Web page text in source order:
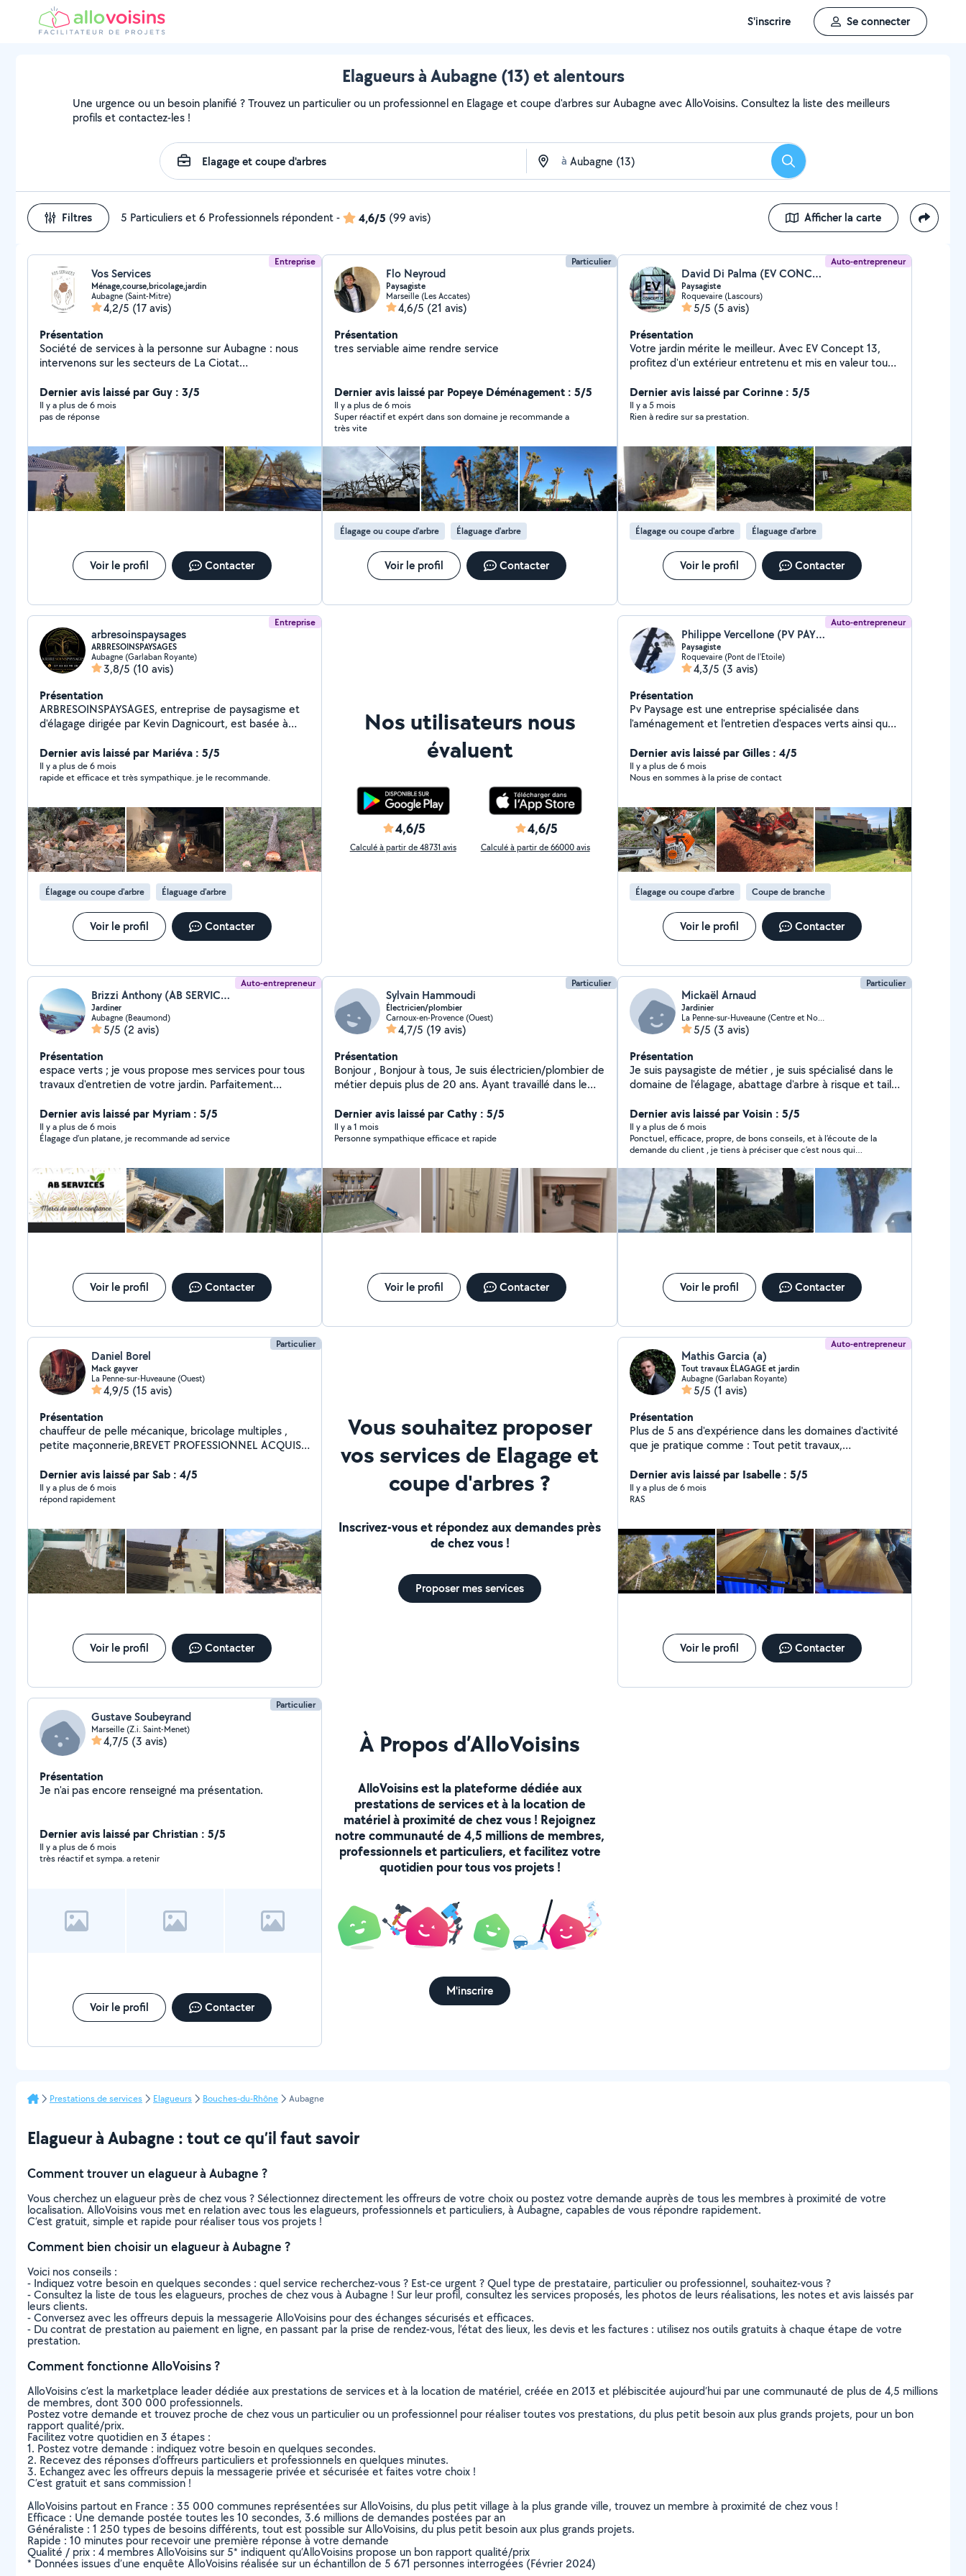
S'inscrire Se connecter
Elagueurs à Aubagne (13) et alentours
Une urgence ou un besoin planifié ? Trouvez un particulier ou un professionnel en Elagage et coupe d'arbres sur Aubagne avec AlloVoisins. Consultez la liste des meilleurs
profils et contactez-les !
à Rechercher
Filtres 5 Particuliers et 6 Professionnels répondent- 4,6/5 (99 avis) Afficher la carte
Entreprise
Vos Services
Ménage,course,bricolage,jardin
Aubagne (Saint-Mitre)
4,2/5 (17 avis)
Présentation
Société de services à la personne sur Aubagne : nous
intervenons sur les secteurs de La Ciotat
Dernier avis laissé par Guy : 3/5
Il y a plus de 6 mois
pas de réponse
Voir le profil Contacter
Particulier
Flo Neyroud
Paysagiste
Marseille (Les Accates)
4,6/5 (21 avis)
Présentation
tres serviable aime rendre service
Dernier avis laissé par Popeye Déménagement : 5/5
Il y a plus de 6 mois
Super réactif et expért dans son domaine je recommande a
très vite
Élagage ou coupe d'arbre Élaguage d'arbre
Voir le profil Contacter
Auto-entrepreneur
David Di Palma (EV CONCEPT)
Paysagiste
Roquevaire (Lascours)
5/5 (5 avis)
Présentation
Votre jardin mérite le meilleur. Avec EV Concept 13,
profitez d'un extérieur entretenu et mis en valeur toute
aménagement de jardins Entretien complet d'espaces
verts Taille de haies et arbustes Débroussaillage
Élagage d'arbres Abattage d'arbres en toute sécurité
et respect de votre environnement Confiez votre jardin
à un professionnel et profitez d'un extérieur agréable
sans contrainte. Devis gratuit Contact rapide Zéro six-
cinquante-quarante neuf- quatre vingt neuf- quinze
Dernier avis laissé par Corinne : 5/5
Il y a 5 mois
Rien à redire sur sa prestation.
Élagage ou coupe d'arbre Élaguage d'arbre
Voir le profil Contacter
Entreprise
arbresoinspaysages
ARBRESOINSPAYSAGES
Aubagne (Garlaban Royante)
3,8/5 (10 avis)
Présentation
ARBRESOINSPAYSAGES, entreprise de paysagisme et
d'élagage dirigée par Kevin Dagnicourt, est basée à
Bouches-du-Rhône et en région Provence-Alpes-Côte
d'Azur. Spécialisé dans l'élagage d'arbres, l'abattage, la
taille, l'entretien de jardins, le débroussaillage et
soignées, sécurisées et adaptées à chaque terrain.
J'interviens auprès des particuliers, professionnels et
syndics, avec un travail sérieux, des conseils
personnalisés et le respect de l'environnement. Devis
gratuit, intervention rapide et travail de qualité pour
tous vos travaux d'extérieur en PACA.
Dernier avis laissé par Mariéva : 5/5
Il y a plus de 6 mois
rapide et efficace et très sympathique. je le recommande.
Élagage ou coupe d'arbre Élaguage d'arbre
Voir le profil Contacter
Nos utilisateurs nous
évaluent
4,6/5
Calculé à partir de 48731 avis
4,6/5
Calculé à partir de 66000 avis
Auto-entrepreneur
Philippe Vercellone (PV PAYSAGE)
Paysagiste
Roquevaire (Pont de l'Etoile)
4,3/5 (3 avis)
Présentation
Pv Paysage est une entreprise spécialisée dans
l'aménagement et l'entretien d'espaces verts ainsi que
dans le domaine, nous mettons un point d'honneur à
offrir à nos clients des services personnalisés, de
qualité et respectueux de l'environnement. Que vous
nous répondons à vos besoins spécifiques en matière
de création, entretien, et soins des espaces extérieurs.
Dernier avis laissé par Gilles : 4/5
Il y a plus de 6 mois
Nous en sommes à la prise de contact
Élagage ou coupe d'arbre Coupe de branche
Voir le profil Contacter
Auto-entrepreneur
Brizzi Anthony (AB SERVICES)
Jardiner
Aubagne (Beaumond)
5/5 (2 avis)
Présentation
espace verts ; je vous propose mes services pour tous
travaux d'entretien de votre jardin. Parfaitement
façade toiture terrasse a haute pression prix attractifs
& raisonnables. je propose également l'évacuation
d'objets encombrants. Je vous réponds rapidement &
A bientôt !
Dernier avis laissé par Myriam : 5/5
Il y a plus de 6 mois
Élagage d’un platane, je recommande ad service
Voir le profil Contacter
Particulier
Sylvain Hammoudi
Électricien/plombier
Carnoux-en-Provence (Ouest)
4,7/5 (19 avis)
Présentation
Bonjour , Bonjour à tous, Je suis électricien/plombier de
métier depuis plus de 20 ans. Ayant travaillé dans le
approfondie dans les autres corps de métier tel que la
petite maçonnerie, le plaque, pose de cuisine etc...
Voilà pour ma présentation. A+++
Dernier avis laissé par Cathy : 5/5
Il y a 1 mois
Personne sympathique efficace et rapide
Voir le profil Contacter
Particulier
Mickaël Arnaud
Jardinier
La Penne-sur-Huveaune (Centre et Nord)
5/5 (3 avis)
Présentation
Je suis paysagiste de métier , je suis spécialisé dans le
domaine de l'élagage, abattage d'arbre à risque et taille
Dernier avis laissé par Voisin : 5/5
Il y a plus de 6 mois
Ponctuel, efficace, propre, de bons conseils, et à l’écoute de la
demande du client , je tiens à préciser que c’est nous qui
sans hésiter merci Michael !
Voir le profil Contacter
Particulier
Daniel Borel
Mack gayver
La Penne-sur-Huveaune (Ouest)
4,9/5 (15 avis)
Présentation
chauffeur de pelle mécanique, bricolage multiples ,
petite maçonnerie,BREVET PROFESSIONNEL ACQUIS
goutte, terrassement, enrochement, clôture,recherche
de métaux, réseau,câbles EDF,
Dernier avis laissé par Sab : 4/5
Il y a plus de 6 mois
répond rapidement
Voir le profil Contacter
Vous souhaitez proposer
vos services de Elagage et
coupe d'arbres ?
Inscrivez-vous et répondez aux demandes près
de chez vous !
Proposer mes services
Auto-entrepreneur
Mathis Garcia (a)
Tout travaux ÉLAGAGE et jardin
Aubagne (Garlaban Royante)
5/5 (1 avis)
Présentation
Plus de 5 ans d'expérience dans les domaines d'activité
que je pratique comme : Tout petit travaux,
Dernier avis laissé par Isabelle : 5/5
Il y a plus de 6 mois
RAS
Voir le profil Contacter
Particulier
Gustave Soubeyrand
Marseille (Z.i. Saint-Menet)
4,7/5 (3 avis)
Présentation
Je n'ai pas encore renseigné ma présentation.
Dernier avis laissé par Christian : 5/5
Il y a plus de 6 mois
très réactif et sympa. a retenir
Voir le profil Contacter
À Propos d’AlloVoisins
AlloVoisins est la plateforme dédiée aux
prestations de services et à la location de
matériel à proximité de chez vous ! Rejoignez
notre communauté de 4,5 millions de membres,
professionnels et particuliers, et facilitez votre
quotidien pour tous vos projets !
M'inscrire
Prestations de services Elagueurs Bouches-du-Rhône Aubagne
Elagueur à Aubagne : tout ce qu’il faut savoir
Comment trouver un elagueur à Aubagne ?
Vous cherchez un elagueur près de chez vous ? Sélectionnez directement les offreurs de votre choix ou postez votre demande auprès de tous les membres à proximité de votre
localisation. AlloVoisins vous met en relation avec tous les elagueurs, professionnels et particuliers, à Aubagne, capables de vous répondre rapidement.
C’est gratuit, simple et rapide pour réaliser tous vos projets !
Comment bien choisir un elagueur à Aubagne ?
Voici nos conseils :
- Indiquez votre besoin en quelques secondes : quel service recherchez-vous ? Est-ce urgent ? Quel type de prestataire, particulier ou professionnel, souhaitez-vous ?
- Consultez la liste de tous les elagueurs, proches de chez vous à Aubagne ! Sur leur profil, consultez les services proposés, les photos de leurs réalisations, les notes et avis laissés par
leurs clients.
- Conversez avec les offreurs depuis la messagerie AlloVoisins pour des échanges sécurisés et efficaces.
- Du contrat de prestation au paiement en ligne, en passant par la prise de rendez-vous, l’état des lieux, les devis et les factures : utilisez nos outils gratuits à chaque étape de votre
prestation.
Comment fonctionne AlloVoisins ?
AlloVoisins c’est la marketplace leader dédiée aux prestations de services et à la location de matériel, créée en 2013 et plébiscitée aujourd’hui par une communauté de plus de 4,5 millions
de membres, dont 300 000 professionnels.
Postez votre demande et trouvez proche de chez vous un particulier ou un professionnel pour réaliser toutes vos prestations, du plus petit besoin aux plus grands projets, pour un bon
rapport qualité/prix.
Facilitez votre quotidien en 3 étapes :
1. Postez votre demande : indiquez votre besoin en quelques secondes.
2. Recevez des réponses d’offreurs particuliers et professionnels en quelques minutes.
3. Echangez avec les offreurs depuis la messagerie privée et sécurisée et faites votre choix !
C’est gratuit et sans commission !
AlloVoisins partout en France : 35 000 communes représentées sur AlloVoisins, du plus petit village à la plus grande ville, trouvez un membre à proximité de chez vous !
Efficace : Une demande postée toutes les 10 secondes, 3.6 millions de demandes postées par an
Généraliste : 1 250 types de besoins différents, tout est possible sur AlloVoisins, du plus petit besoin aux plus grands projets.
Rapide : 10 minutes pour recevoir une première réponse à votre demande
Qualité / prix : 4 membres AlloVoisins sur 5* indiquent qu’AlloVoisins propose un bon rapport qualité/prix
* Données issues d’une enquête AlloVoisins réalisée sur un échantillon de 5 671 personnes interrogées (Février 2024)